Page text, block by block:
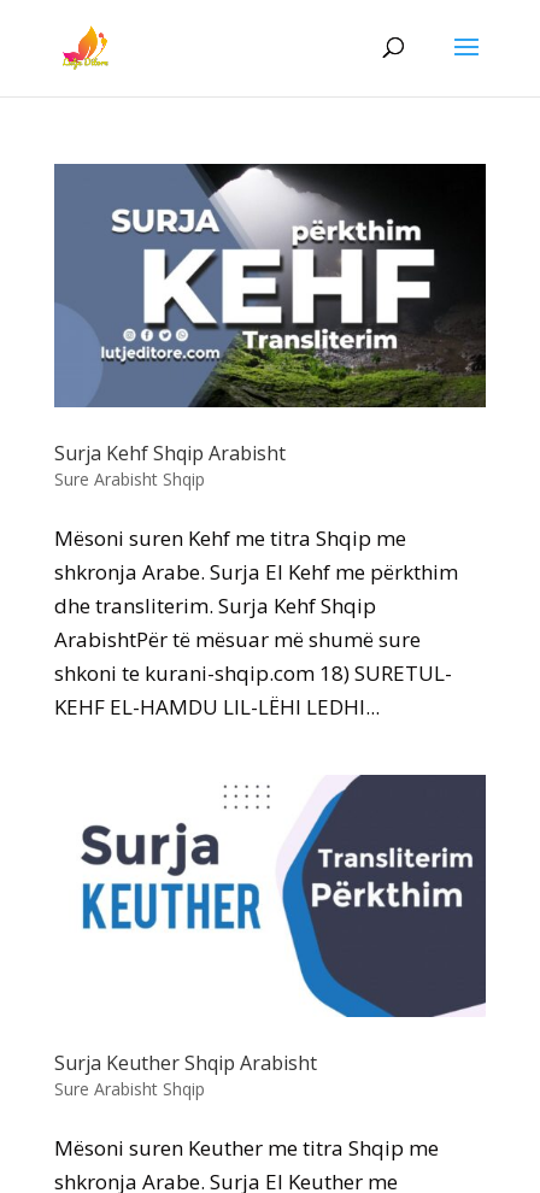
Surja Kehf Shqip Arabisht
Sure Arabisht Shqip
Mësoni suren Kehf me titra Shqip me
shkronja Arabe. Surja El Kehf me përkthim
dhe transliterim. Surja Kehf Shqip
ArabishtPër të mësuar më shumë sure
shkoni te kurani-shqip.com 18) SURETUL-
KEHF EL-HAMDU LIL-LËHI LEDHI...
Surja Keuther Shqip Arabisht
Sure Arabisht Shqip
Mësoni suren Keuther me titra Shqip me
shkronja Arabe. Surja El Keuther me